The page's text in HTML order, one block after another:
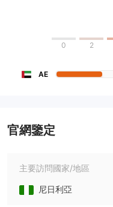
0 2
AE
官網鑒定
主要訪問國家/地區
尼日利亞